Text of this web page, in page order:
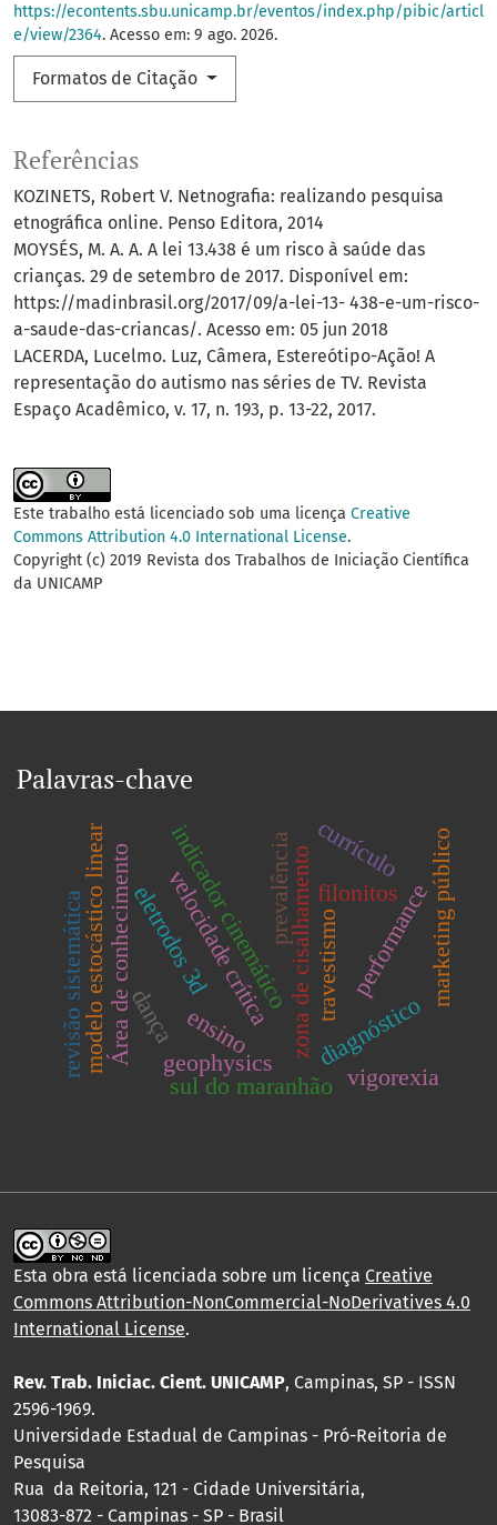
https://econtents.sbu.unicamp.br/eventos/index.php/pibic/articl
e/view/2364. Acesso em: 9 ago. 2026.
Formatos de Citação
Referências
KOZINETS, Robert V. Netnografia: realizando pesquisa
etnográfica online. Penso Editora, 2014
MOYSÉS, M. A. A. A lei 13.438 é um risco à saúde das
crianças. 29 de setembro de 2017. Disponível em:
https://madinbrasil.org/2017/09/a-lei-13- 438-e-um-risco-
a-saude-das-criancas/. Acesso em: 05 jun 2018
LACERDA, Lucelmo. Luz, Câmera, Estereótipo-Ação! A
representação do autismo nas séries de TV. Revista
Espaço Acadêmico, v. 17, n. 193, p. 13-22, 2017.
Este trabalho está licenciado sob uma licença Creative
Commons Attribution 4.0 International License.
Copyright (c) 2019 Revista dos Trabalhos de Iniciação Científica
da UNICAMP
Palavras-chave
zona de cisalhamento
indicador cinemático filonitos
dança ensino
Área de conhecimentovelocidade crítica performance
diagnóstico
geophysics
travestismo
modelo estocástico linear currículo
sul do maranhão
prevalência
revisão sistemática eletrodos 3d
vigorexia
marketing público
Esta obra está licenciada sobre um licença Creative
Commons Attribution-NonCommercial-NoDerivatives 4.0
International License.
Rev. Trab. Iniciac. Cient. UNICAMP, Campinas, SP - ISSN
2596-1969.
Universidade Estadual de Campinas - Pró-Reitoria de
Pesquisa
Rua da Reitoria, 121 - Cidade Universitária,
13083-872 - Campinas - SP - Brasil